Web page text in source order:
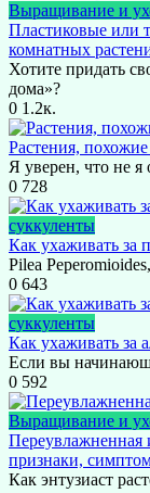
Выращивание и
Пластиковые или
комнатных
Хотите придать
дома»?
0 1.2к.
Растения,
Я уверен, что не я
0 728
суккуленты
Как ухаживать за
Pilea
0 643
суккуленты
Как ухаживать за
Если вы
0 592
Выращивание и
Переувлажненная
признаки,
Как энтузиаст